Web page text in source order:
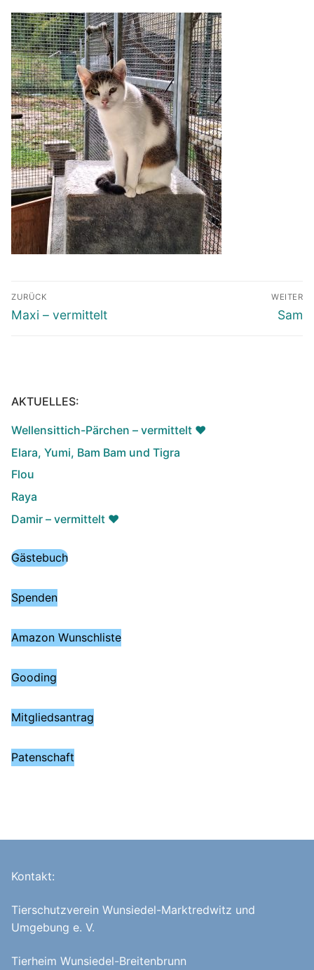
Beitragsnavigation
ZURÜCK
Vorheriger
Maxi – vermittelt
WEITER
Sam
AKTUELLES:
Wellensittich-Pärchen – vermittelt ♥️
Elara, Yumi, Bam Bam und Tigra
Flou
Raya
Damir – vermittelt ♥️
Gästebuch
Spenden
Amazon Wunschliste
Gooding
Mitgliedsantrag
Patenschaft
Kontakt:
Tierschutzverein Wunsiedel-Marktredwitz und
Umgebung e. V.
Tierheim Wunsiedel-Breitenbrunn